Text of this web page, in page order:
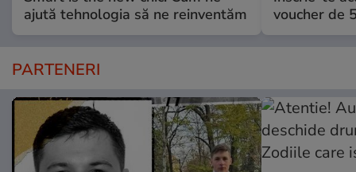
ajută tehnologia să ne reinventăm
voucher de
PARTENERI